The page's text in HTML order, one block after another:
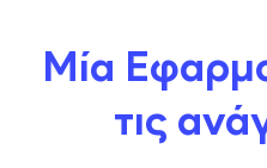
Μία
τις